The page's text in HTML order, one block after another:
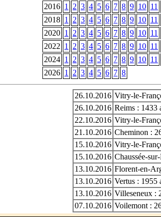
2016 1 2 3 4 5 6 7 8 9 10 11
2018 1 2 3 4 5 6 7 8 9 10 11
2020 1 2 3 4 5 6 7 8 9 10 11
2022 1 2 3 4 5 6 7 8 9 10 11
2024 1 2 3 4 5 6 7 8 9 10 11
2026 1 2 3 4 5 6 7 8
26.10.2016 Vitry-le-
26.10.2016 Reims : 1433
22.10.2016 Vitry-le-
21.10.2016 Cheminon :
15.10.2016 Vitry-le-
15.10.2016 Chaussée-
13.10.2016 Florent-en-
13.10.2016 Vertus : 1955
13.10.2016 Villeseneux :
07.10.2016 Voilemont :